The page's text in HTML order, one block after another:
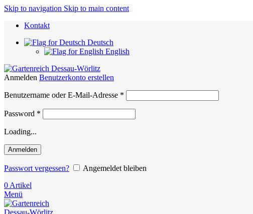
Skip to navigation Skip to main content
Kontakt
Deutsch
English
Anmelden Benutzerkonto erstellen
Benutzername oder E-Mail-Adresse *
Password *
Loading...
Anmelden
Passwort vergessen?
Angemeldet bleiben
0 Artikel
Menü